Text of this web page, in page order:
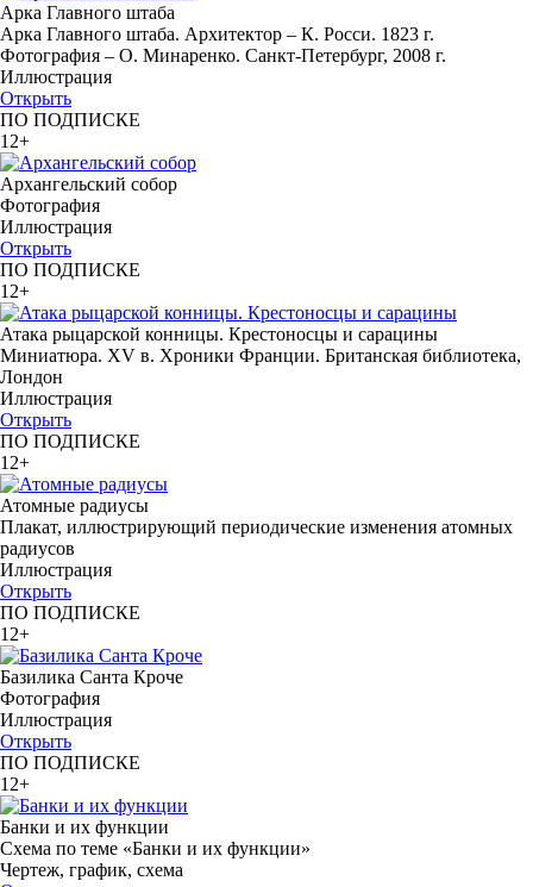
Арка Главного штаба
Арка Главного штаба. Архитектор – К. Росси. 1823 г.
Фотография – О. Минаренко. Санкт-Петербург, 2008 г.
Иллюстрация
Открыть
ПО ПОДПИСКЕ
12+
Архангельский собор
Фотография
Иллюстрация
Открыть
ПО ПОДПИСКЕ
12+
Атака рыцарской конницы. Крестоносцы и сарацины
Миниатюра. XV в. Хроники Франции. Британская библиотека,
Лондон
Иллюстрация
Открыть
ПО ПОДПИСКЕ
12+
Атомные радиусы
Плакат, иллюстрирующий периодические изменения атомных
радиусов
Иллюстрация
Открыть
ПО ПОДПИСКЕ
12+
Базилика Санта Кроче
Фотография
Иллюстрация
Открыть
ПО ПОДПИСКЕ
12+
Банки и их функции
Схема по теме «Банки и их функции»
Чертеж, график, схема